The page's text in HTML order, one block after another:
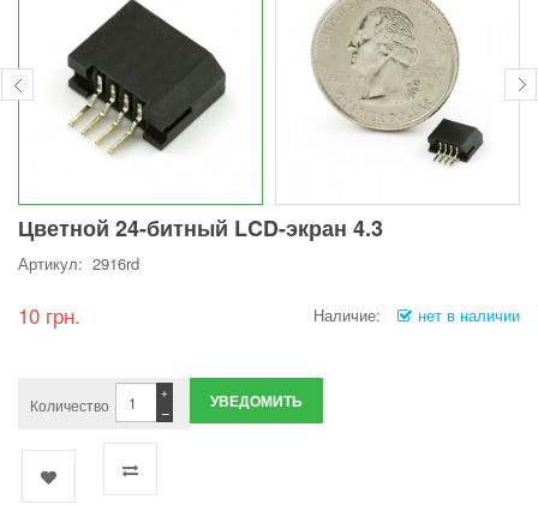
Цветной 24-битный LCD-экран 4.3
Артикул: 2916rd
10 грн. Наличие: нет в наличии
Количество −
+ УВЕДОМИТЬ